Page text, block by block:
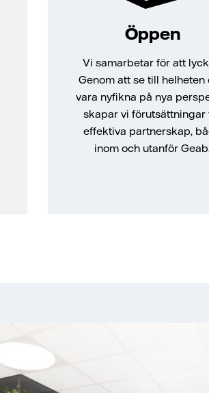
Öppen
Vi samarbetar för att
Genom att se till helheten
vara nyfikna på nya
skapar vi förutsättningar
effektiva partnerskap,
inom och utanför